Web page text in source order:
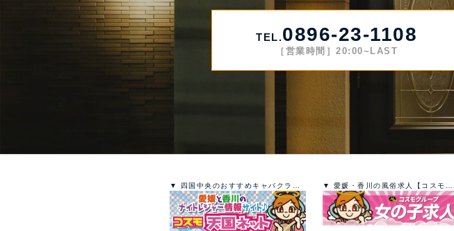
TEL.0896-23-1108
［営業時間］20:00~LAST
▼ 四国中央のおすすめキャバクラ店情報まとめサイト｜天国ネット ▼ 愛媛・香川の風俗求人【コスモ天国ネット】で高収入バイト